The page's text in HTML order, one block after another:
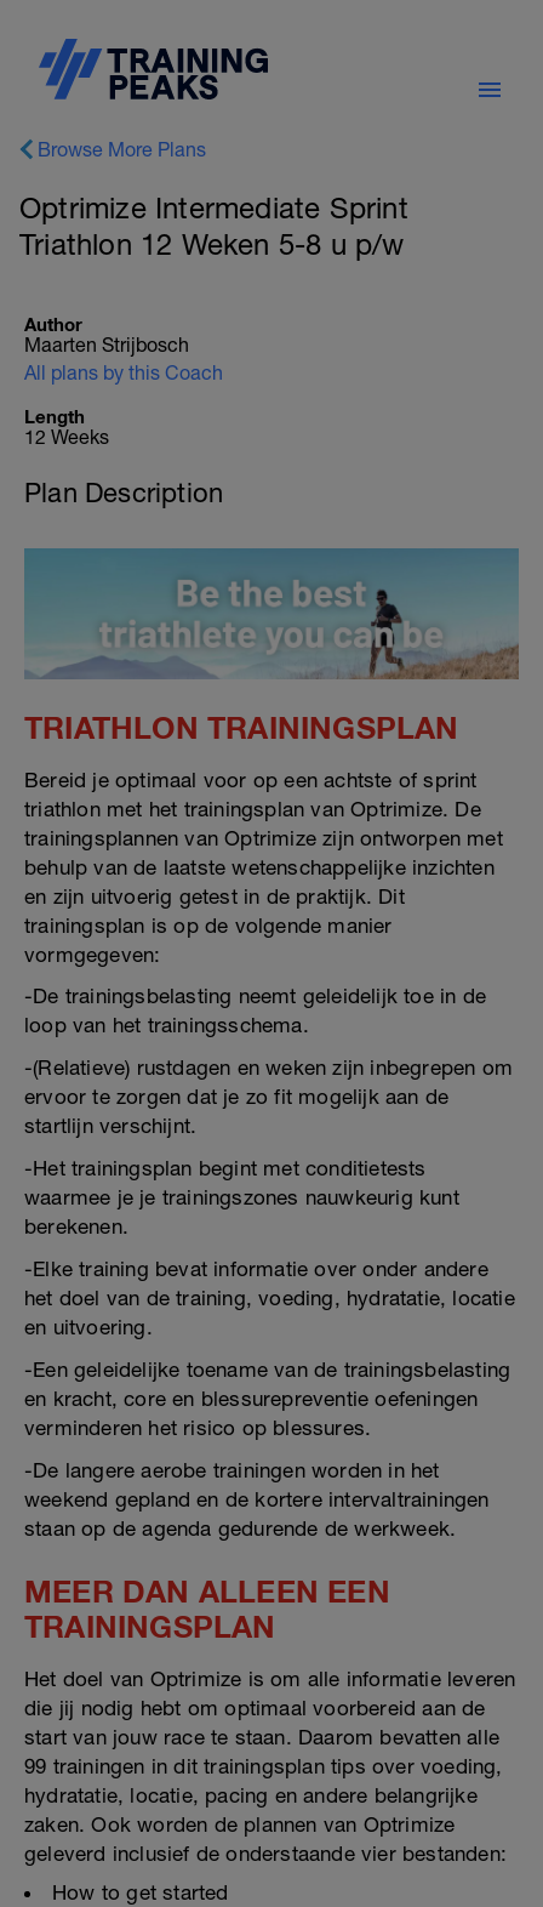
Browse More Plans
Optrimize Intermediate Sprint
Triathlon 12 Weken 5-8 u p/w
Author
Maarten Strijbosch
All plans by this Coach
Length
12 Weeks
Plan Description
TRIATHLON TRAININGSPLAN
Bereid je optimaal voor op een achtste of sprint
triathlon met het trainingsplan van Optrimize. De
trainingsplannen van Optrimize zijn ontworpen met
behulp van de laatste wetenschappelijke inzichten
en zijn uitvoerig getest in de praktijk. Dit
trainingsplan is op de volgende manier
vormgegeven:
-De trainingsbelasting neemt geleidelijk toe in de
loop van het trainingsschema.
-(Relatieve) rustdagen en weken zijn inbegrepen om
ervoor te zorgen dat je zo fit mogelijk aan de
startlijn verschijnt.
-Het trainingsplan begint met conditietests
waarmee je je trainingszones nauwkeurig kunt
berekenen.
-Elke training bevat informatie over onder andere
het doel van de training, voeding, hydratatie, locatie
en uitvoering.
-Een geleidelijke toename van de trainingsbelasting
en kracht, core en blessurepreventie oefeningen
verminderen het risico op blessures.
-De langere aerobe trainingen worden in het
weekend gepland en de kortere intervaltrainingen
staan op de agenda gedurende de werkweek.
MEER DAN ALLEEN EEN
TRAININGSPLAN
Het doel van Optrimize is om alle informatie leveren
die jij nodig hebt om optimaal voorbereid aan de
start van jouw race te staan. Daarom bevatten alle
99 trainingen in dit trainingsplan tips over voeding,
hydratatie, locatie, pacing en andere belangrijke
zaken. Ook worden de plannen van Optrimize
geleverd inclusief de onderstaande vier bestanden:
How to get started